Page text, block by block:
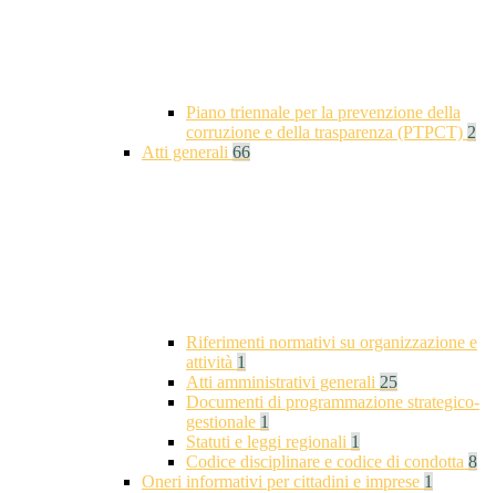
Piano triennale per la prevenzione della
corruzione e della trasparenza (PTPCT) 2
Atti generali 66
Riferimenti normativi su organizzazione e
attività 1
Atti amministrativi generali 25
Documenti di programmazione strategico-
gestionale 1
Statuti e leggi regionali 1
Codice disciplinare e codice di condotta 8
Oneri informativi per cittadini e imprese 1